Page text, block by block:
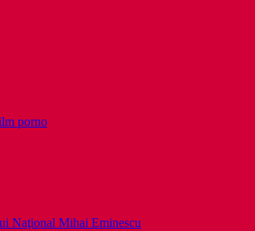
porno
Naţional Mihai Eminescu